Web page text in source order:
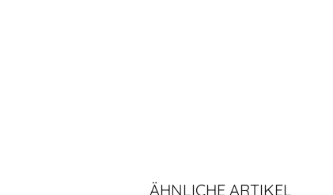
ÄHNLICHE ARTIKEL